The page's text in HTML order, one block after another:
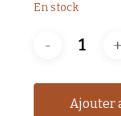
En stock
Ajouter